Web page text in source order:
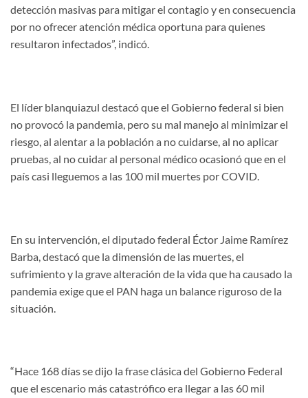
detección masivas para mitigar el contagio y en consecuencia
por no ofrecer atención médica oportuna para quienes
resultaron infectados”, indicó.
El líder blanquiazul destacó que el Gobierno federal si bien
no provocó la pandemia, pero su mal manejo al minimizar el
riesgo, al alentar a la población a no cuidarse, al no aplicar
pruebas, al no cuidar al personal médico ocasionó que en el
país casi lleguemos a las 100 mil muertes por COVID.
En su intervención, el diputado federal Éctor Jaime Ramírez
Barba, destacó que la dimensión de las muertes, el
sufrimiento y la grave alteración de la vida que ha causado la
pandemia exige que el PAN haga un balance riguroso de la
situación.
“Hace 168 días se dijo la frase clásica del Gobierno Federal
que el escenario más catastrófico era llegar a las 60 mil